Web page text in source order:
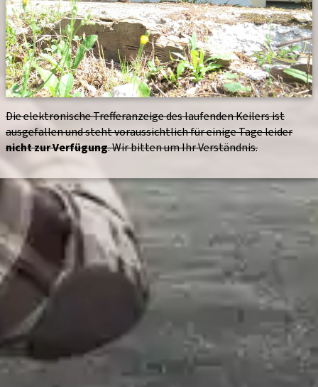
Die elektronische Trefferanzeige des laufenden Keilers ist
ausgefallen und steht voraussichtlich für einige Tage leider
nicht zur Verfügung. Wir bitten um Ihr Verständnis.